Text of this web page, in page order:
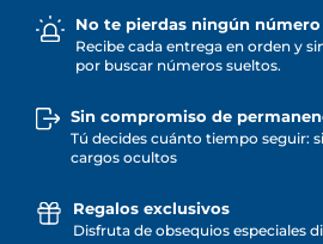
No te pierdas ningún número
Recibe cada entrega en orden y
por buscar números sueltos.
Sin compromiso de
Tú decides cuánto tiempo seguir:
cargos ocultos
Regalos exclusivos
Disfruta de obsequios especiales